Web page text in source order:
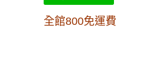
全館800免運費